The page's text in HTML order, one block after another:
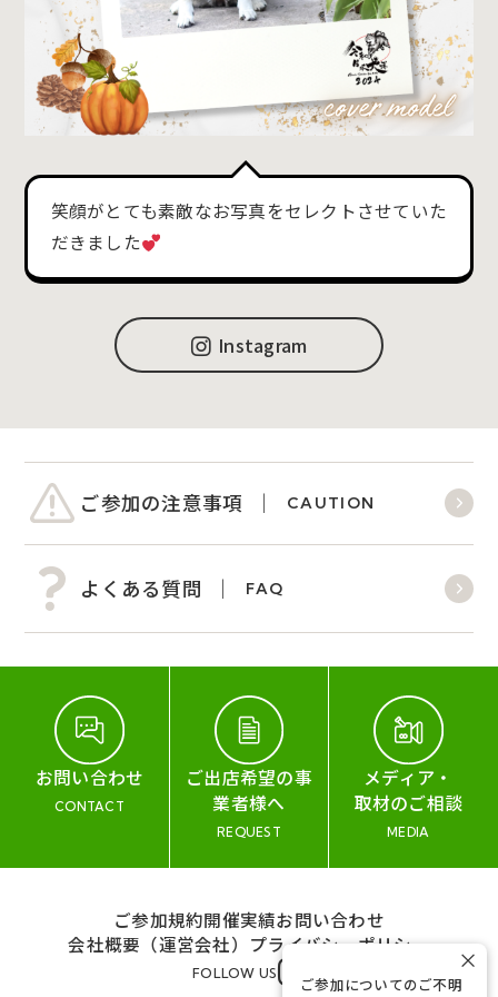
笑顔がとても素敵なお写真をセレクトさせていた
だきました
Instagram
ご参加の注意事項 CAUTION
よくある質問 FAQ
お問い合わせ
CONTACT
ご出店希望の事
業者様へ
REQUEST
メディア・
取材のご相談
MEDIA
ご参加規約開催実績お問い合わせ
会社概要（運営会社） プライバシーポリシー
FOLLOW US
ご参加についてのご不明
×